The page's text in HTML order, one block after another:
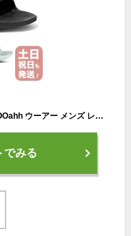
ウーフォス リカバリーサンダル OOFOS OOahh ウーアー メンズ レディース シャワーサンダル 国内正規品 送料無料 【サイズ交換片道無料】 スライドサンダル サンダル リカバリーシューズ スポーツ ランニング マラソン トライアスロン
でみる